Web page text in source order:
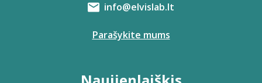
info@elvislab.lt
Parašykite mums